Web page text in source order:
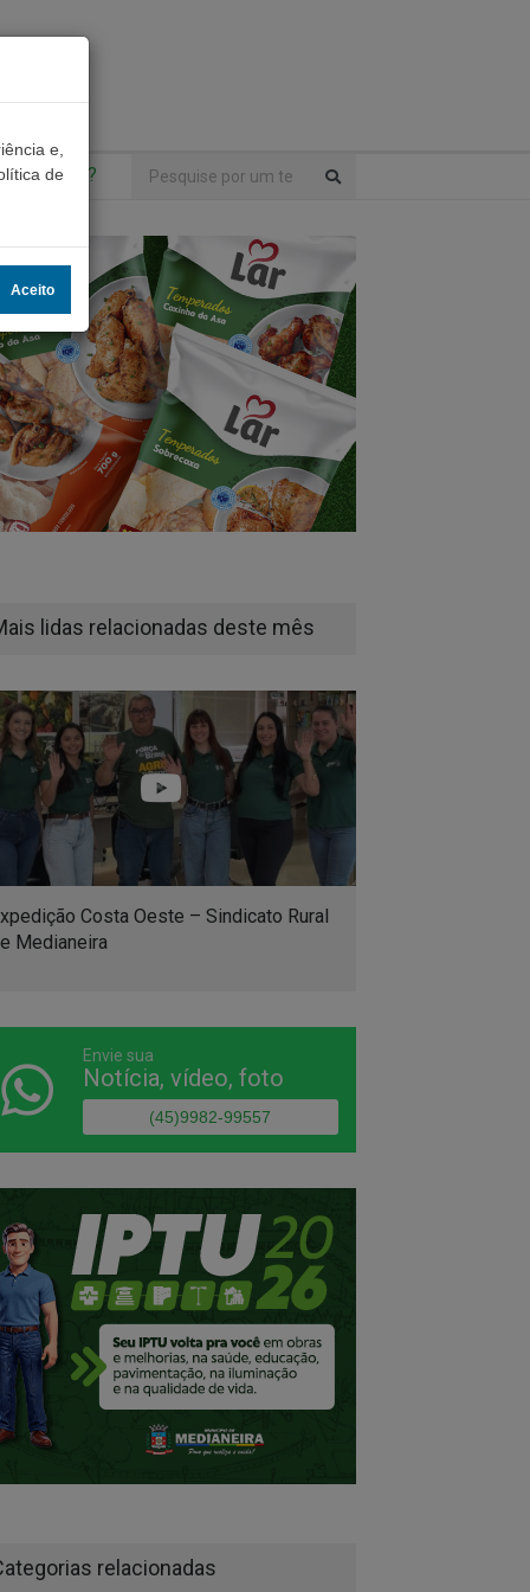
algo?
lidas relacionadas deste mês
Costa Oeste – Sindicato Rural
Medianeira
Envie sua
Notícia, vídeo, foto
(45)9982-99557
relacionadas
e,
de
Aceito